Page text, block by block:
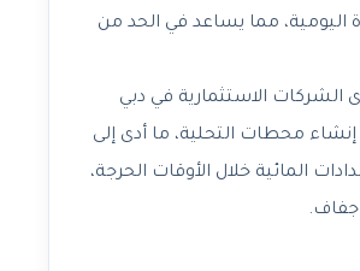
اليومية، مما يساعد في الحد من
الشركات الاستثمارية في دبي
محطات التحلية، ما أدى إلى
المائية خلال الأوقات الحرجة،